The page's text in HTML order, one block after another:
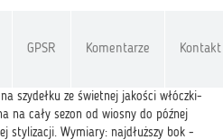
GPSR Komentarze Kontakt
szydełku ze świetnej jakości włóczki-
na cały sezon od wiosny do późnej
stylizacji. Wymiary: najdłuższy bok -